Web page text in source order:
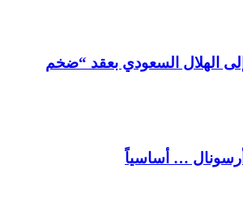
الهلال السعودي بعقد “ضخم
… أساسياً